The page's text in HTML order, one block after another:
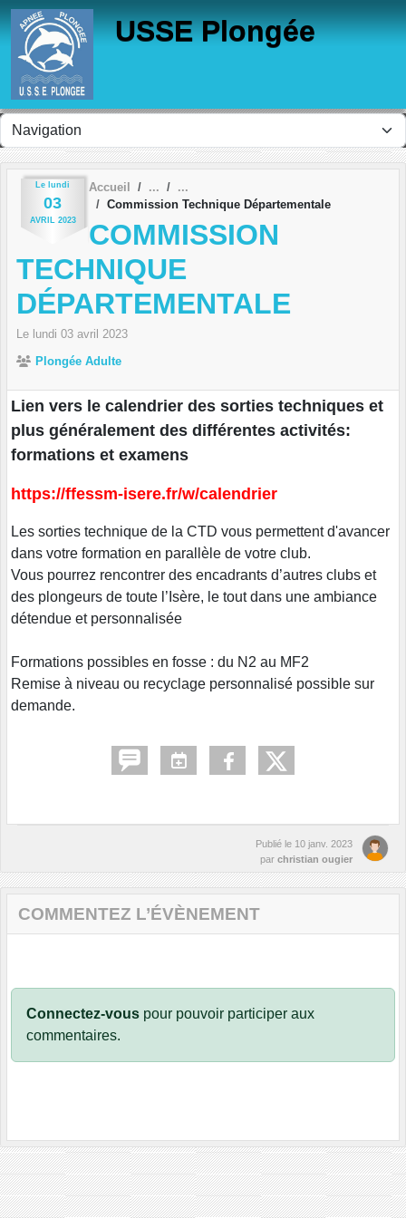
USSE Plongée
Le lundi
03
AVRIL 2023
Accueil
Commission Technique Départementale
COMMISSION
TECHNIQUE
DÉPARTEMENTALE
Le lundi 03 avril 2023
Plongée Adulte
Lien vers le calendrier des sorties techniques et
plus généralement des différentes activités:
formations et examens
https://ffessm-isere.fr/w/calendrier
Les sorties technique de la CTD vous permettent d'avancer
dans votre formation en parallèle de votre club.
Vous pourrez rencontrer des encadrants d’autres clubs et
des plongeurs de toute l’Isère, le tout dans une ambiance
détendue et personnalisée
Formations possibles en fosse : du N2 au MF2
Remise à niveau ou recyclage personnalisé possible sur
demande.
Publié le 10 janv. 2023
par christian ougier
COMMENTEZ L’ÉVÈNEMENT
Connectez-vous pour pouvoir participer aux
commentaires.
Panneau de gestion des cookies